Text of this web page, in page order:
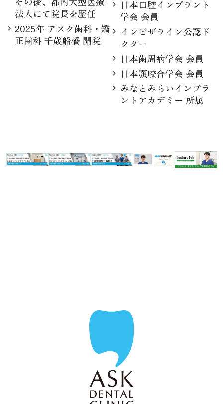
法人にて院長を歴任
2025年 アスク歯科・矯
正歯科 千歳船橋 開院
日本口腔インプラント
学会 会員
インビザライン公認ド
クター
日本歯周病学会 会員
日本顎咬合学会 会員
みなとみらいインプラ
ントアカデミー 所属